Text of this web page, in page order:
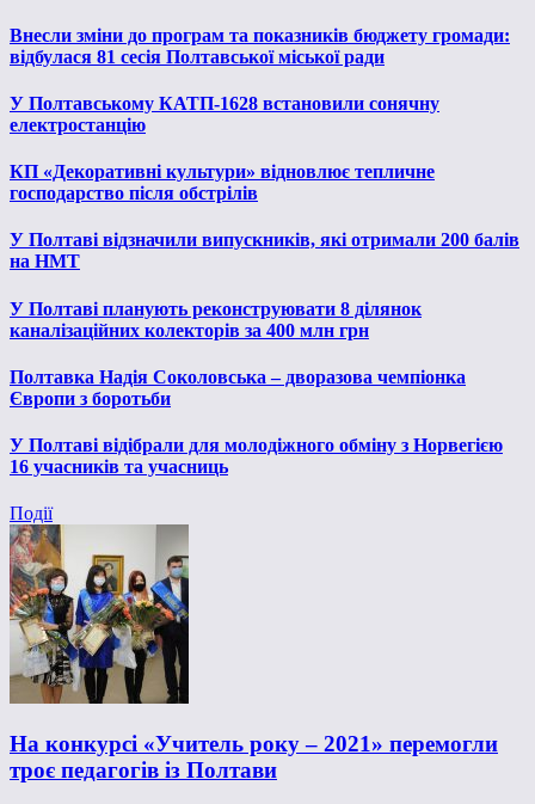
Внесли зміни до програм та показників бюджету громади:
відбулася 81 сесія Полтавської міської ради
У Полтавському КАТП-1628 встановили сонячну
електростанцію
КП «Декоративні культури» відновлює тепличне
господарство після обстрілів
У Полтаві відзначили випускників, які отримали 200 балів
на НМТ
У Полтаві планують реконструювати 8 ділянок
каналізаційних колекторів за 400 млн грн
Полтавка Надія Соколовська – дворазова чемпіонка
Європи з боротьби
У Полтаві відібрали для молодіжного обміну з Норвегією
16 учасників та учасниць
Події
На конкурсі «Учитель року – 2021» перемогли
троє педагогів із Полтави